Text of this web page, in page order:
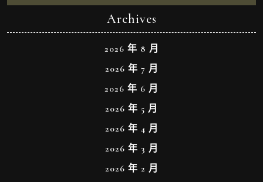
Archives
2026 年 8 月
2026 年 7 月
2026 年 6 月
2026 年 5 月
2026 年 4 月
2026 年 3 月
2026 年 2 月